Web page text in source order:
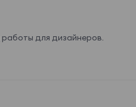
работы для дизайнеров.